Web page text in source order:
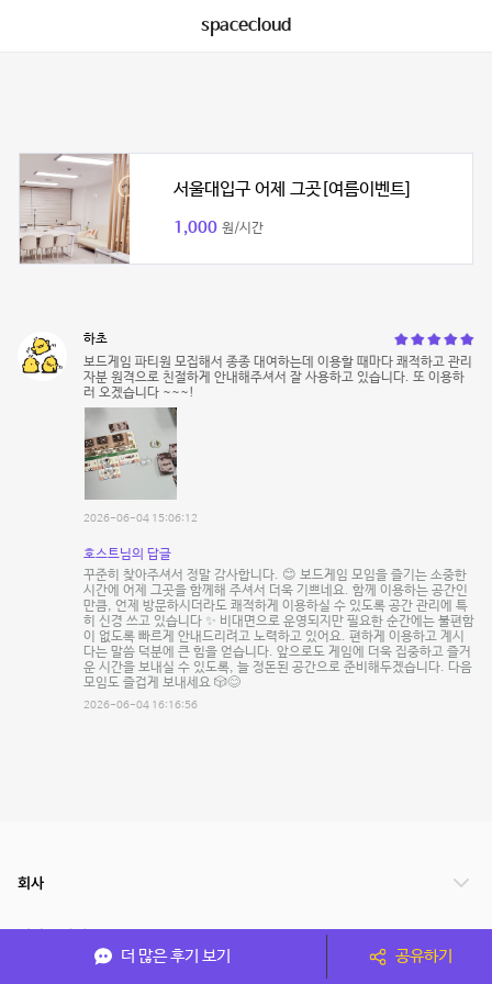
spacecloud
서울대입구 어제 그곳[여름이벤트]
1,000 원/시간
하초
보드게임 파티원 모집해서 종종 대여하는데 이용할 때마다 쾌적하고 관리
자분 원격으로 친절하게 안내해주셔서 잘 사용하고 있습니다. 또 이용하
러 오겠습니다 ~~~!
2026-06-04 15:06:12
호스트님의 답글
꾸준히 찾아주셔서 정말 감사합니다. 😊 보드게임 모임을 즐기는 소중한
시간에 어제 그곳을 함께해 주셔서 더욱 기쁘네요. 함께 이용하는 공간인
만큼, 언제 방문하시더라도 쾌적하게 이용하실 수 있도록 공간 관리에 특
히 신경 쓰고 있습니다 ✨ 비대면으로 운영되지만 필요한 순간에는 불편함
이 없도록 빠르게 안내드리려고 노력하고 있어요. 편하게 이용하고 계시
다는 말씀 덕분에 큰 힘을 얻습니다. 앞으로도 게임에 더욱 집중하고 즐거
운 시간을 보내실 수 있도록, 늘 정돈된 공간으로 준비해두겠습니다. 다음
모임도 즐겁게 보내세요 🎲😊
2026-06-04 16:16:56
더 많은 후기 보기 공유하기
회사